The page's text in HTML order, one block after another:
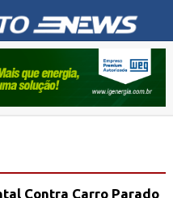
Contra Carro Parado